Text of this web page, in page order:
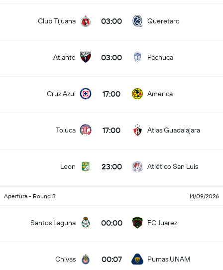
Club Tijuana 03:00 Queretaro
Atlante 03:00 Pachuca
Cruz Azul 17:00 America
Toluca 17:00 Atlas Guadalajara
Leon 23:00 Atlético San Luis
Apertura - Round 8 14/09/2026
Santos Laguna 00:00 FC Juarez
Chivas 00:07 Pumas UNAM